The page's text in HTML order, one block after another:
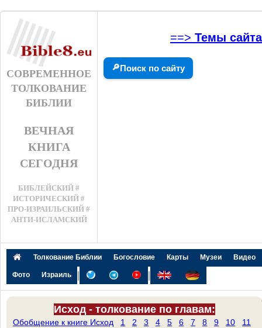
СОВРЕМЕННОЕ
ТОЛКОВАНИЕ
БИБЛИИ
ВЕЧНАЯ
КНИГА
СЕГОДНЯ
БИБЛЕЙСКИЙ #
ИСТОРИЧЕСКИЙ #
ПРО-ИЗРАИЛЬСКИЙ #
АНТИ-ИСЛАМСКИЙ
==> Темы сайта
🔎Поиск по сайту
Толкование Библии Богословие Карты Музеи Видео
Фото Израиль | |
Исход - толкование по главам:
Обобщение к книге Исход 1 2 3 4 5 6 7 8 9 10
11